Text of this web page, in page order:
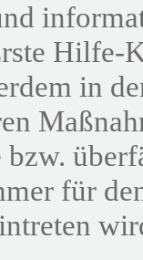
Hilfe-
in
bzw.
für